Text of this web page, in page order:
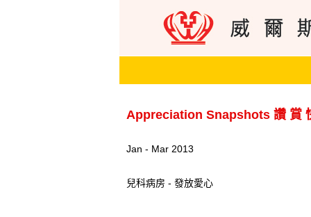
Appreciation Snapshots 讚 賞
Jan - Mar 2013
兒科病房 - 發放愛心